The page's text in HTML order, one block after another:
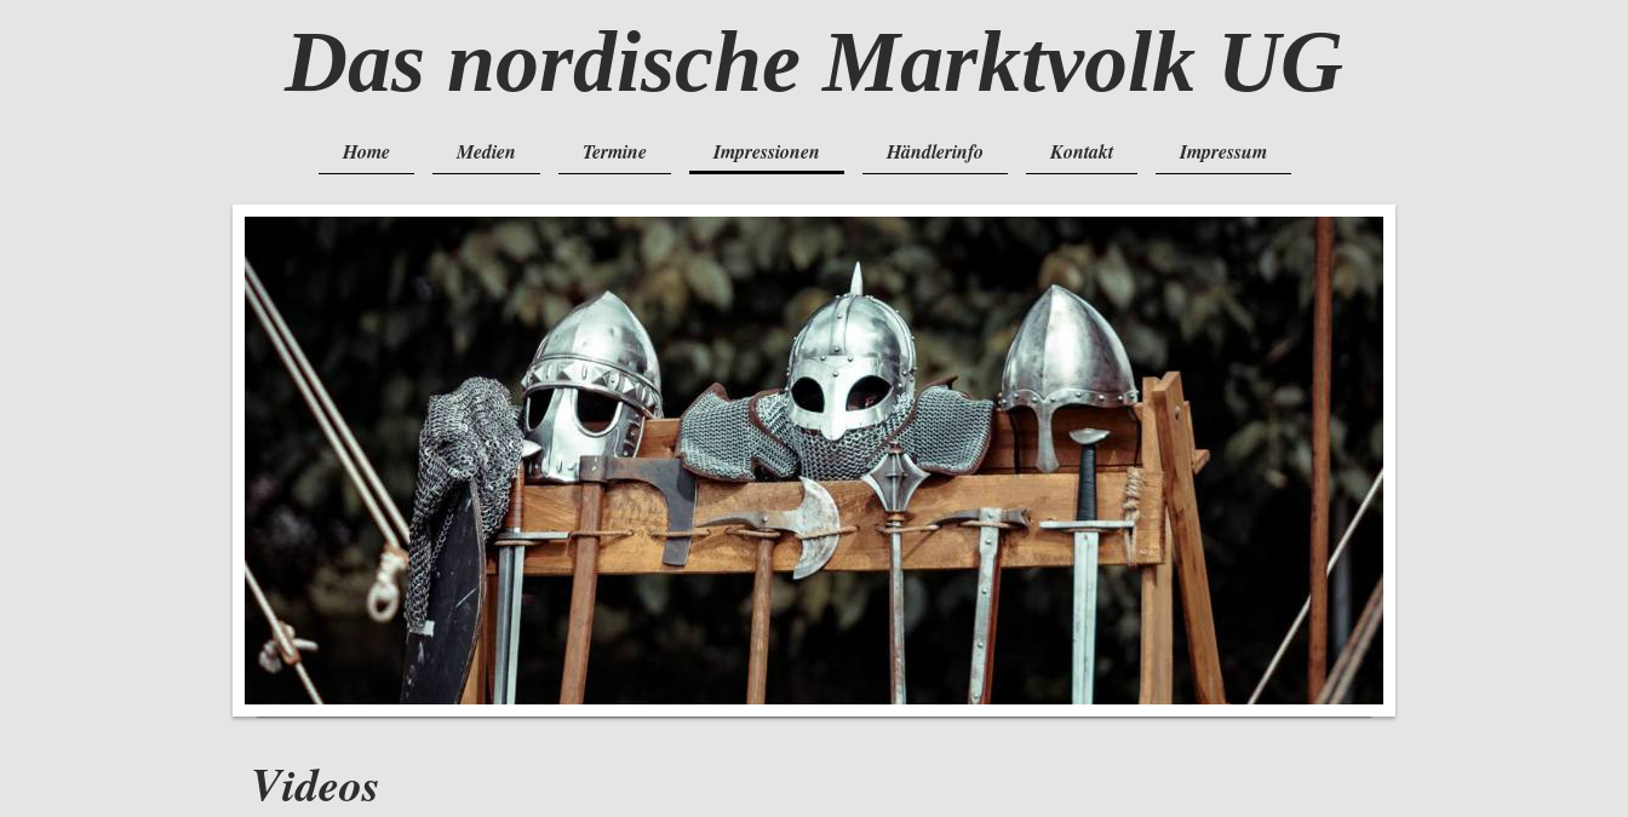
Das nordische Marktvolk UG
Home Medien Termine Impressionen Händlerinfo Kontakt Impressum
Videos